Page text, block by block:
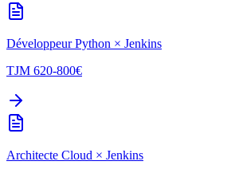
Développeur Python × Jenkins
TJM 620-800€
Architecte Cloud × Jenkins